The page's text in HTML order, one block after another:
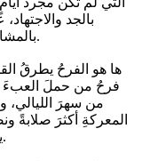
بالجد
بالمشاعر المتناقضة التي لا تُختصر في كلمةٍ واحدة.
ها هو الفرحُ يطرقُ
فرحُ من حملَ العبءَ
من سهرَ الليالي،
المعركةِ أكثرَ صلابةً
يشبهُ ابتسامةَ الرضا التي تسبقُها دمعةُ إرهاق.